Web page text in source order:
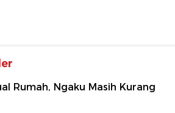
Rumah, Ngaku Masih Kurang